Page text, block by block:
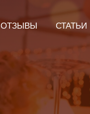
ОТЗЫВЫ СТАТЬИ